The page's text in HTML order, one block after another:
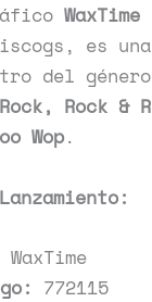
WaxTime
es
del género
Rock &
Wop.
WaxTime
772115